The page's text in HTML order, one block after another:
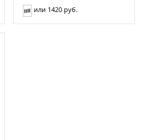
или 1420 руб.